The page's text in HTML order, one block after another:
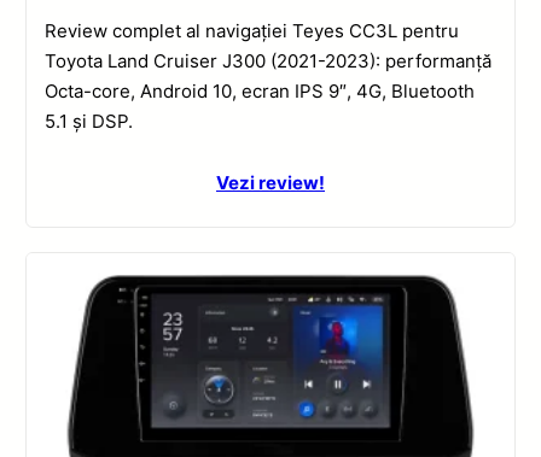
Review complet al navigației Teyes CC3L pentru
Toyota Land Cruiser J300 (2021-2023): performanță
Octa-core, Android 10, ecran IPS 9″, 4G, Bluetooth
5.1 și DSP.
Vezi review!